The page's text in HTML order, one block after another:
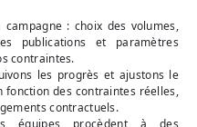
: choix des volumes,
publications et paramètres
contraintes.
les progrès et ajustons le
des contraintes réelles,
contractuels.
équipes procèdent à des